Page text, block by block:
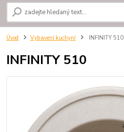
Úvod Vybavení kuchyní INFINITY 510
INFINITY 510